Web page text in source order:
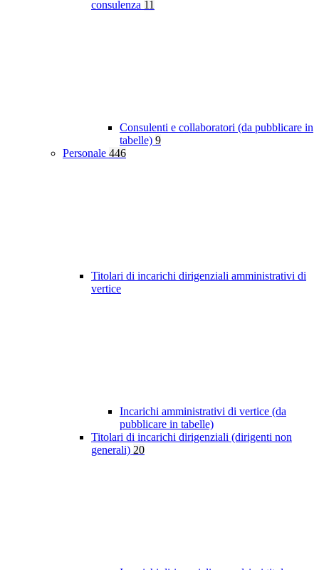
consulenza 11
Consulenti e collaboratori (da pubblicare in
tabelle) 9
Personale 446
Titolari di incarichi dirigenziali amministrativi di
vertice
Incarichi amministrativi di vertice (da
pubblicare in tabelle)
Titolari di incarichi dirigenziali (dirigenti non
generali) 20